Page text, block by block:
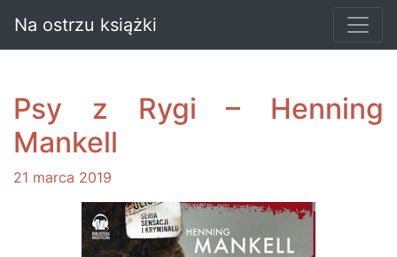
Na ostrzu książki
Psy z Rygi – Henning
Mankell
21 marca 2019